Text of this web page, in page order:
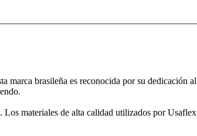
brasileña es reconocida por su dedicación
materiales de alta calidad utilizados por